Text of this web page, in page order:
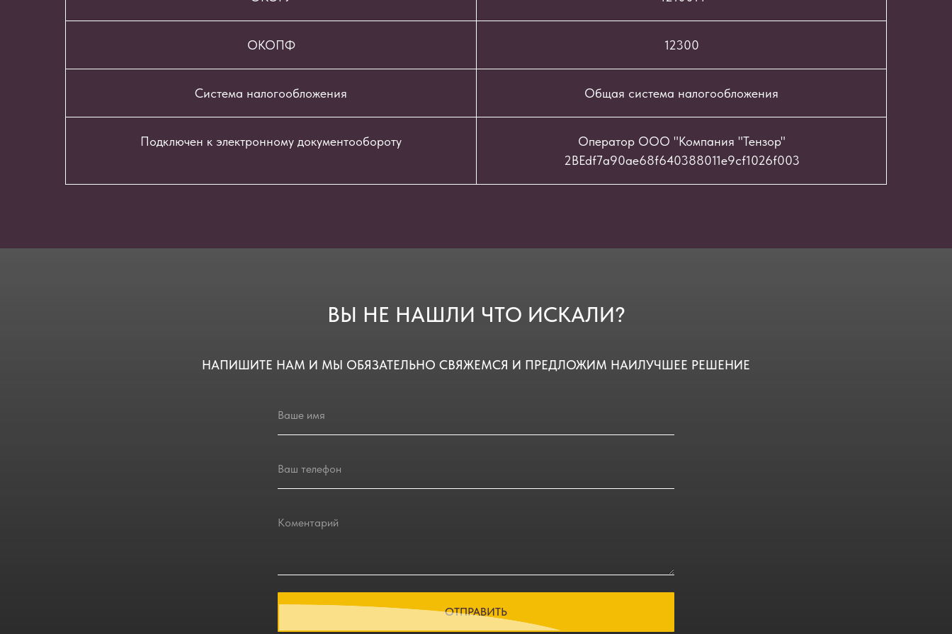
ОКОПФ 12300
Система налогообложения Общая система налогообложения
Подключен к электронному документообороту
Оператор ООО "Компания "Тензор"
2BEdf7a90ae68f640388011e9cf1026f003
ВЫ НЕ НАШЛИ ЧТО ИСКАЛИ?
НАПИШИТЕ НАМ И МЫ ОБЯЗАТЕЛЬНО СВЯЖЕМСЯ И ПРЕДЛОЖИМ НАИЛУЧШЕЕ РЕШЕНИЕ
ОТПРАВИТЬ